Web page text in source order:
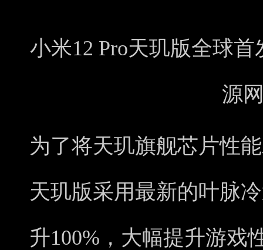
小米12 Pro天玑版全球
源
为了将天玑旗舰芯片性
天玑版采用最新的叶脉
升100%，大幅提升游戏